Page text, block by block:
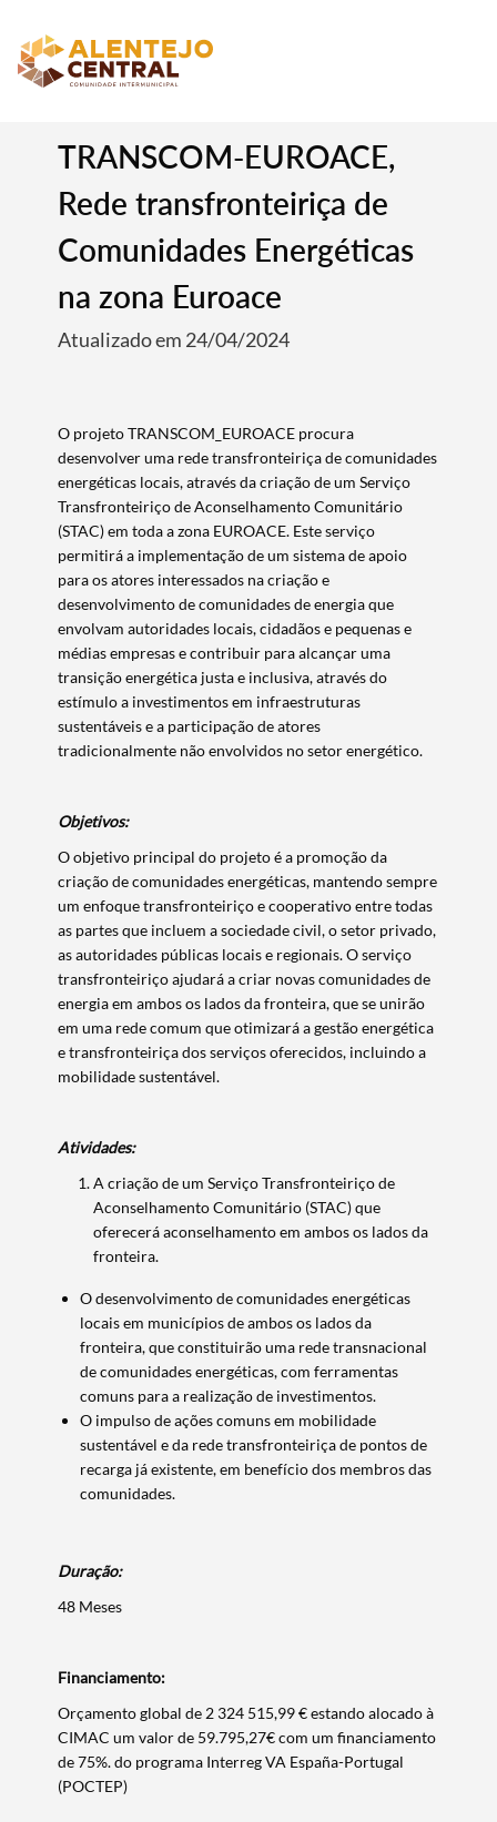
Termo de Pesquisa
Categorias gerais
Filtros
TRANSCOM-EUROACE,
Rede transfronteiriça de
Comunidades Energéticas
na zona Euroace
Atualizado em 24/04/2024
O projeto TRANSCOM_EUROACE procura
desenvolver uma rede transfronteiriça de comunidades
energéticas locais, através da criação de um Serviço
Transfronteiriço de Aconselhamento Comunitário
(STAC) em toda a zona EUROACE. Este serviço
permitirá a implementação de um sistema de apoio
para os atores interessados na criação e
desenvolvimento de comunidades de energia que
envolvam autoridades locais, cidadãos e pequenas e
médias empresas e contribuir para alcançar uma
transição energética justa e inclusiva, através do
estímulo a investimentos em infraestruturas
sustentáveis e a participação de atores
tradicionalmente não envolvidos no setor energético.
Objetivos:
O objetivo principal do projeto é a promoção da
criação de comunidades energéticas, mantendo sempre
um enfoque transfronteiriço e cooperativo entre todas
as partes que incluem a sociedade civil, o setor privado,
as autoridades públicas locais e regionais. O serviço
transfronteiriço ajudará a criar novas comunidades de
energia em ambos os lados da fronteira, que se unirão
em uma rede comum que otimizará a gestão energética
e transfronteiriça dos serviços oferecidos, incluindo a
mobilidade sustentável.
Atividades:
A criação de um Serviço Transfronteiriço de
Aconselhamento Comunitário (STAC) que
oferecerá aconselhamento em ambos os lados da
fronteira.
O desenvolvimento de comunidades energéticas
locais em municípios de ambos os lados da
fronteira, que constituirão uma rede transnacional
de comunidades energéticas, com ferramentas
comuns para a realização de investimentos.
O impulso de ações comuns em mobilidade
sustentável e da rede transfronteiriça de pontos de
recarga já existente, em benefício dos membros das
comunidades.
Duração:
48 Meses
Financiamento:
Orçamento global de 2 324 515,99 € estando alocado à
CIMAC um valor de 59.795,27€ com um financiamento
de 75%. do programa Interreg VA España-Portugal
(POCTEP)